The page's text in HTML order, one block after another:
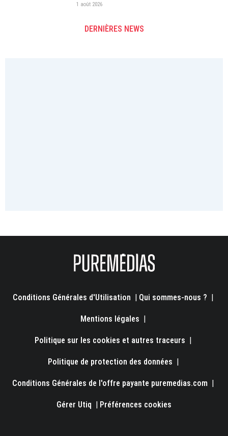
1 août 2026
DERNIÈRES NEWS
Conditions Générales d'Utilisation | Qui sommes-nous ? |
Mentions légales |
Politique sur les cookies et autres traceurs |
Politique de protection des données |
Conditions Générales de l'offre payante puremedias.com |
Gérer Utiq | Préférences cookies